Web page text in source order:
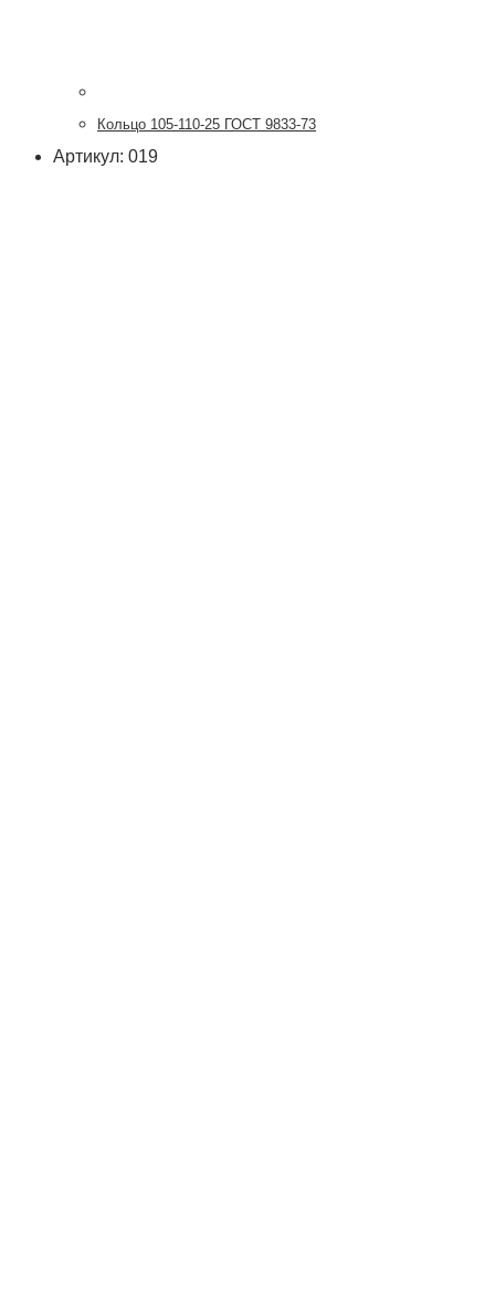
Кольцо 105-110-25 ГОСТ 9833-73
Артикул: 019